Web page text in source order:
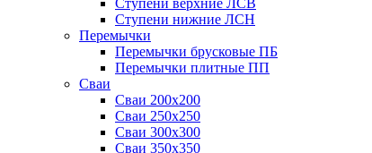
Ступени верхние ЛСВ
Ступени нижние ЛСН
Перемычки
Перемычки брусковые ПБ
Перемычки плитные ПП
Сваи
Сваи 200х200
Сваи 250х250
Сваи 300х300
Сваи 350х350